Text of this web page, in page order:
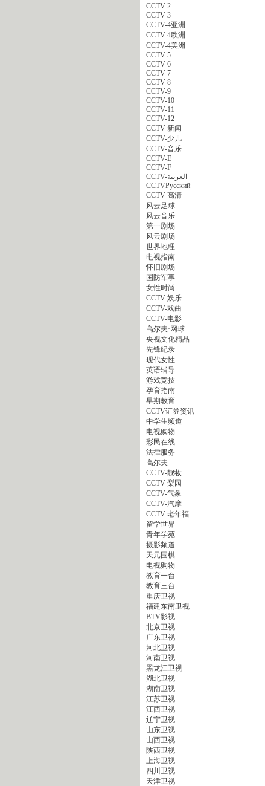
CCTV-2
CCTV-3
CCTV-4亚洲
CCTV-4欧洲
CCTV-4美洲
CCTV-5
CCTV-6
CCTV-7
CCTV-8
CCTV-9
CCTV-10
CCTV-11
CCTV-12
CCTV-新闻
CCTV-少儿
CCTV-音乐
CCTV-E
CCTV-F
CCTV-العربية
CCTVPусский
CCTV-高清
风云足球
风云音乐
第一剧场
风云剧场
世界地理
电视指南
怀旧剧场
国防军事
女性时尚
CCTV-娱乐
CCTV-戏曲
CCTV-电影
高尔夫·网球
央视文化精品
先锋纪录
现代女性
英语辅导
游戏竞技
孕育指南
早期教育
CCTV证券资讯
中学生频道
电视购物
彩民在线
法律服务
高尔夫
CCTV-靓妆
CCTV-梨园
CCTV-气象
CCTV-汽摩
CCTV-老年福
留学世界
青年学苑
摄影频道
天元围棋
电视购物
教育一台
教育三台
重庆卫视
福建东南卫视
BTV影视
北京卫视
广东卫视
河北卫视
河南卫视
黑龙江卫视
湖北卫视
湖南卫视
江苏卫视
江西卫视
辽宁卫视
山东卫视
山西卫视
陕西卫视
上海卫视
四川卫视
天津卫视